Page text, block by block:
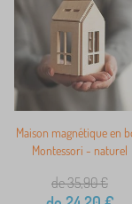
Maison magnétique en
Montessori - naturel
de 35,90€